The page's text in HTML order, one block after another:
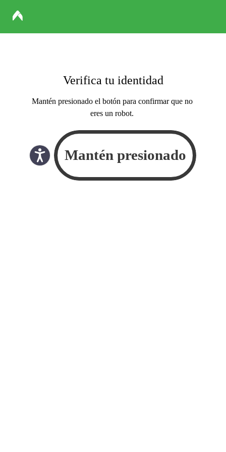
Verifica tu identidad
Mantén presionado el botón para confirmar que no
eres un robot.